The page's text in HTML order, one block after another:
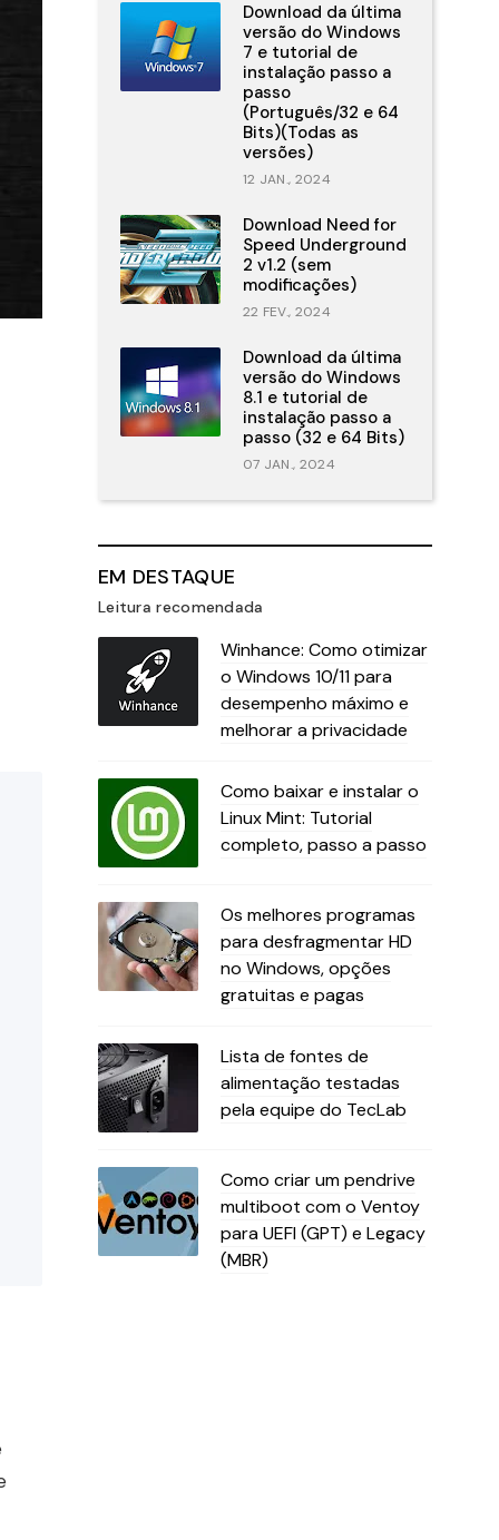
Download da última
versão do Windows
7 e tutorial de
instalação passo a
passo
(Português/32 e 64
Bits)(Todas as
versões)
12 JAN., 2024
Download Need for
Speed Underground
2 v1.2 (sem
modificações)
22 FEV., 2024
Download da última
versão do Windows
8.1 e tutorial de
instalação passo a
passo (32 e 64 Bits)
07 JAN., 2024
EM DESTAQUE
Leitura recomendada
Winhance: Como otimizar
o Windows 10/11 para
desempenho máximo e
melhorar a privacidade
Como baixar e instalar o
Linux Mint: Tutorial
completo, passo a passo
Os melhores programas
para desfragmentar HD
no Windows, opções
gratuitas e pagas
Lista de fontes de
alimentação testadas
pela equipe do TecLab
Como criar um pendrive
multiboot com o Ventoy
para UEFI (GPT) e Legacy
(MBR)